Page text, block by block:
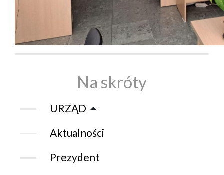
Na skróty
URZĄD
Aktualności
Prezydent